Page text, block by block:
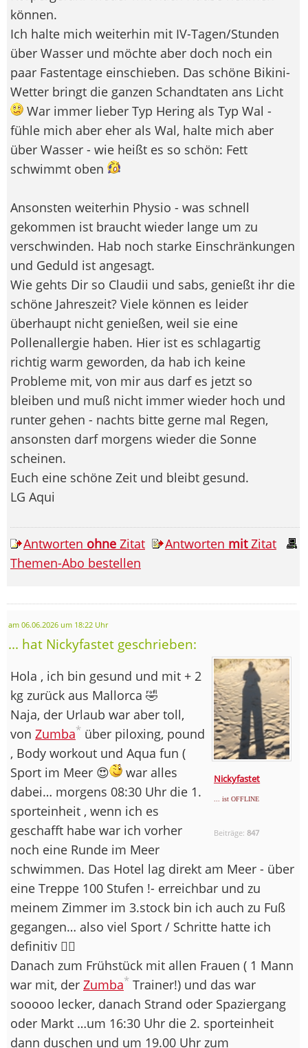
können.
Ich halte mich weiterhin mit IV-Tagen/Stunden
über Wasser und möchte aber doch noch ein
paar Fastentage einschieben. Das schöne Bikini-
Wetter bringt die ganzen Schandtaten ans Licht
War immer lieber Typ Hering als Typ Wal -
fühle mich aber eher als Wal, halte mich aber
über Wasser - wie heißt es so schön: Fett
schwimmt oben
Ansonsten weiterhin Physio - was schnell
gekommen ist braucht wieder lange um zu
verschwinden. Hab noch starke Einschränkungen
und Geduld ist angesagt.
Wie gehts Dir so Claudii und sabs, genießt ihr die
schöne Jahreszeit? Viele können es leider
überhaupt nicht genießen, weil sie eine
Pollenallergie haben. Hier ist es schlagartig
richtig warm geworden, da hab ich keine
Probleme mit, von mir aus darf es jetzt so
bleiben und muß nicht immer wieder hoch und
runter gehen - nachts bitte gerne mal Regen,
ansonsten darf morgens wieder die Sonne
scheinen.
Euch eine schöne Zeit und bleibt gesund.
LG Aqui
Antworten ohne Zitat Antworten mitZitat
Themen-Abo bestellen
am 06.06.2026 um 18:22 Uhr
... hat Nickyfastet geschrieben:
Nickyfastet
... ist OFFLINE
Beiträge:847
Hola , ich bin gesund und mit + 2
kg zurück aus Mallorca 🤣
Naja, der Urlaub war aber toll,
von Zumba* über piloxing, pound
, Body workout und Aqua fun (
Sport im Meer 😍
war alles
dabei… morgens 08:30 Uhr die 1.
sporteinheit , wenn ich es
geschafft habe war ich vorher
noch eine Runde im Meer
schwimmen. Das Hotel lag direkt am Meer - über
eine Treppe 100 Stufen !- erreichbar und zu
meinem Zimmer im 3.stock bin ich auch zu Fuß
gegangen… also viel Sport / Schritte hatte ich
definitiv 👍🏽
Danach zum Frühstück mit allen Frauen ( 1 Mann
war mit, der Zumba* Trainer!) und das war
sooooo lecker, danach Strand oder Spaziergang
oder Markt …um 16:30 Uhr die 2. sporteinheit
dann duschen und um 19.00 Uhr zum